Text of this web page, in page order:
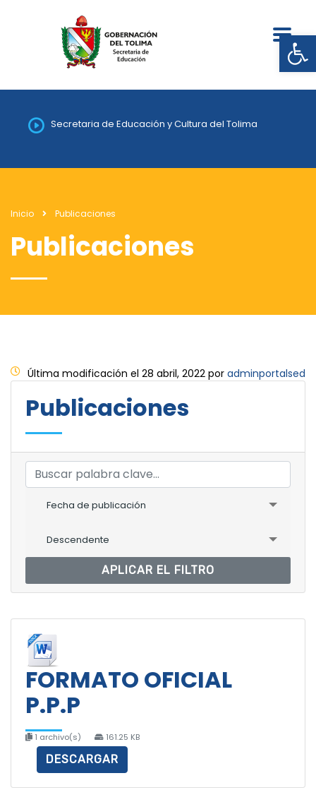
Secretaria de Educación y Cultura del Tolima
Inicio Publicaciones
Publicaciones
Última modificación el 28 abril, 2022 por adminportalsed
Publicaciones
Fecha de publicación
Descendente
APLICAR EL FILTRO
FORMATO OFICIAL
P.P.P
1 archivo(s) 161.25 KB
DESCARGAR